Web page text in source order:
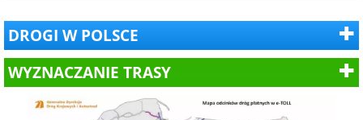
DROGI W POLSCE
WYZNACZANIE TRASY